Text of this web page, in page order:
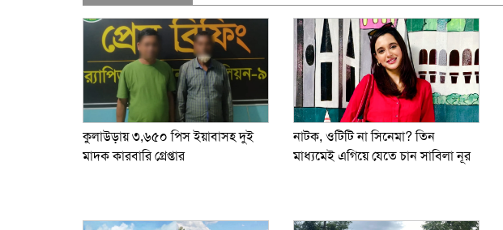
কুলাউড়ায় ৩,৬৫০ পিস ইয়াবাসহ দুই
মাদক কারবারি গ্রেপ্তার
নাটক, ওটিটি না সিনেমা? তিন
মাধ্যমেই এগিয়ে যেতে চান সাবিলা নূর